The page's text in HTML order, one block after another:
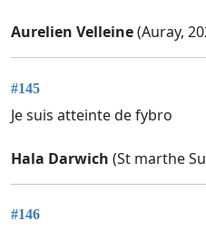
Aurelien Velleine(Auray,
#145
Je suis atteinte de fybro
Hala Darwich (St marthe
#146